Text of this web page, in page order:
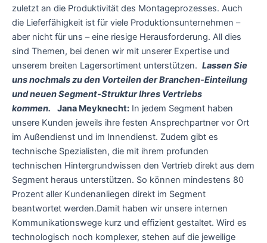
zuletzt an die Produktivität des Montageprozesses. Auch
die Lieferfähigkeit ist für viele Produktionsunternehmen –
aber nicht für uns – eine riesige Herausforderung. All dies
sind Themen, bei denen wir mit unserer Expertise und
unserem breiten Lagersortiment unterstützen. Lassen Sie
uns nochmals zu den Vorteilen der Branchen-Einteilung
und neuen Segment-Struktur Ihres Vertriebs
kommen.
Jana Meyknecht: In jedem Segment haben
unsere Kunden jeweils ihre festen Ansprechpartner vor Ort
im Außendienst und im Innendienst. Zudem gibt es
technische Spezialisten, die mit ihrem profunden
technischen Hintergrundwissen den Vertrieb direkt aus dem
Segment heraus unterstützen. So können mindestens 80
Prozent aller Kundenanliegen direkt im Segment
beantwortet werden.Damit haben wir unsere internen
Kommunikationswege kurz und effizient gestaltet. Wird es
technologisch noch komplexer, stehen auf die jeweilige